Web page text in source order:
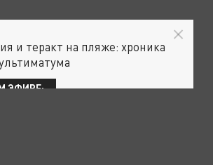
и теракт на пляже: хроника
ЭФИРЕ: